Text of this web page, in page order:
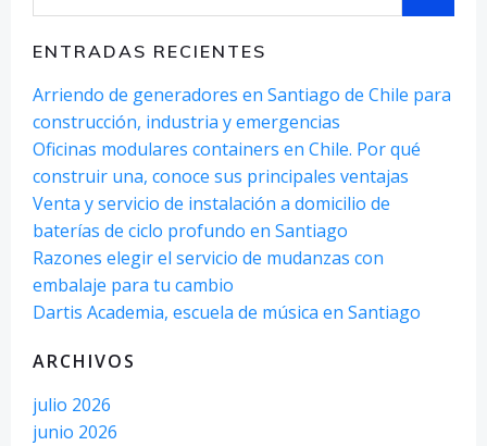
ENTRADAS RECIENTES
Arriendo de generadores en Santiago de Chile para
construcción, industria y emergencias
Oficinas modulares containers en Chile. Por qué
construir una, conoce sus principales ventajas
Venta y servicio de instalación a domicilio de
baterías de ciclo profundo en Santiago
Razones elegir el servicio de mudanzas con
embalaje para tu cambio
Dartis Academia, escuela de música en Santiago
ARCHIVOS
julio 2026
junio 2026